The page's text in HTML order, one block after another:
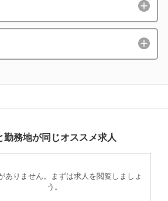
勤務地が同じオススメ求人
ありません。まずは求人を閲覧しましょ
う。